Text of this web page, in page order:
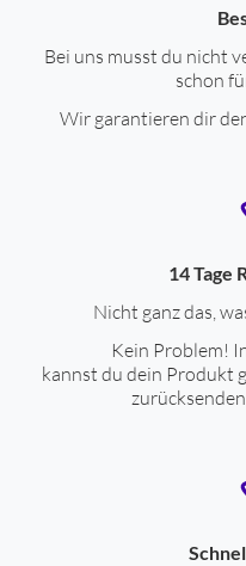
Bei uns musst du nicht
schon
Wir garantieren dir
14 Tage
Nicht ganz das,
Kein Problem!
kannst du dein Produkt